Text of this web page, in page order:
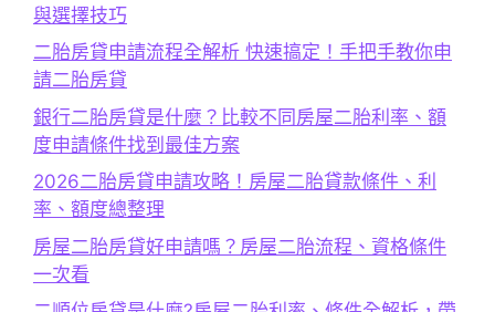
與選擇技巧
二胎房貸申請流程全解析 快速搞定！手把手教你申
請二胎房貸
銀行二胎房貸是什麼？比較不同房屋二胎利率、額
度申請條件找到最佳方案
2026二胎房貸申請攻略！房屋二胎貸款條件、利
率、額度總整理
房屋二胎房貸好申請嗎？房屋二胎流程、資格條件
一次看